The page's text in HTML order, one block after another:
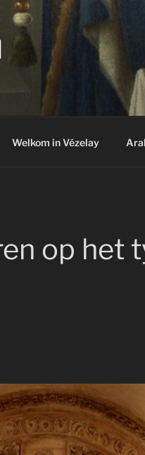
Welkom in Vézelay
op het